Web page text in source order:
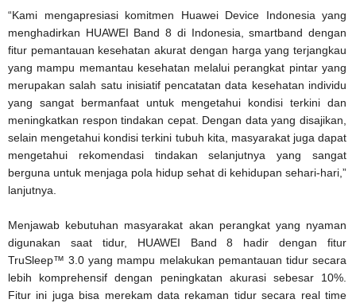
“Kami mengapresiasi komitmen Huawei Device Indonesia yang
menghadirkan HUAWEI Band 8 di Indonesia, smartband dengan
fitur pemantauan kesehatan akurat dengan harga yang terjangkau
yang mampu memantau kesehatan melalui perangkat pintar yang
merupakan salah satu inisiatif pencatatan data kesehatan individu
yang sangat bermanfaat untuk mengetahui kondisi terkini dan
meningkatkan respon tindakan cepat. Dengan data yang disajikan,
selain mengetahui kondisi terkini tubuh kita, masyarakat juga dapat
mengetahui rekomendasi tindakan selanjutnya yang sangat
berguna untuk menjaga pola hidup sehat di kehidupan sehari-hari,”
lanjutnya.
Menjawab kebutuhan masyarakat akan perangkat yang nyaman
digunakan saat tidur, HUAWEI Band 8 hadir dengan fitur
TruSleep™ 3.0 yang mampu melakukan pemantauan tidur secara
lebih komprehensif dengan peningkatan akurasi sebesar 10%.
Fitur ini juga bisa merekam data rekaman tidur secara real time